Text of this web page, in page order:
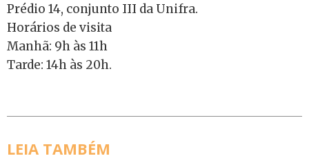
Prédio 14, conjunto III da Unifra.
Horários de visita
Manhã: 9h às 11h
Tarde: 14h às 20h.
LEIA TAMBÉM